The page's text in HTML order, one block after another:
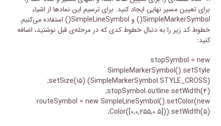
برای تعیین مسیر نهایی ایجاد کنید. برای ترسیم این نمادها از اشیاء
SimpleMarkerSymbol() و SimpleLineSymbol() استفاده می‌کنیم.
خطوط کد زیر را به دنبال خطوط کدی که در مرحله‌‌ی قبل نوشتید، اضافه
کنید:
stopSymbol = new
SimpleMarkerSymbol().setStyle
(SimpleMarkerSymbol.STYLE_CROSS).setSize(۱۵);
stopSymbol.outline.setWidth(۴);
routeSymbol = new SimpleLineSymbol().setColor(new
Color([۰,۰,۲۵۵,۰.۵])).setWidth(۵);